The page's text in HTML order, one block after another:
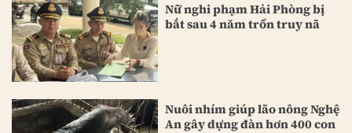
Nữ nghi phạm Hải Phòng bị
bắt sau 4 năm trốn truy nã
Nuôi nhím giúp lão nông Nghệ
An gây dựng đàn hơn 400 con